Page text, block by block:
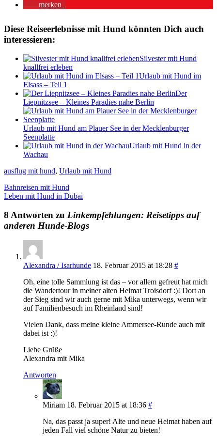
merken
Diese Reiseerlebnisse mit Hund könnten Dich auch
interessieren:
Silvester mit Hund
knallfrei erleben
Urlaub mit Hund im
Elsass – Teil 1
Der
Liepnitzsee – Kleines Paradies nahe Berlin
Urlaub mit Hund am Plauer See in der Mecklenburger
Seenplatte
Urlaub mit Hund in der
Wachau
ausflug mit hund, Urlaub mit Hund
Bahnreisen mit Hund
Leben mit Hund in Dubai
8 Antworten zu Linkempfehlungen: Reisetipps auf
anderen Hunde-Blogs
Alexandra / Isarhunde 18. Februar 2015 at 18:28 #
Oh, eine tolle Sammlung ist das – vor allem gefreut hat mich
die Wandertour in meiner alten Heimat Troisdorf :)! Dort an
der Sieg sind wir auch gerne mit Mika unterwegs, wenn wir
auf Familienbesuch im Rheinland sind!
Vielen Dank, dass meine kleine Ammersee-Runde auch mit
dabei ist :)!
Liebe Grüße
Alexandra mit Mika
Antworten
Miriam 18. Februar 2015 at 18:36 #
Na, das passt ja super! Alte und neue Heimat haben auf
jeden Fall viel schöne Natur zu bieten!